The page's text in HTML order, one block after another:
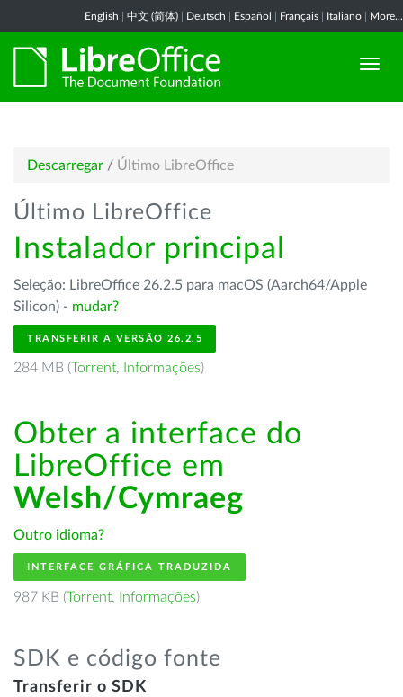
English 中文 (简体) Deutsch Español Français Italiano More...
Descarregar / Último LibreOffice
Último LibreOffice
Instalador principal
Seleção: LibreOffice 26.2.5 para macOS (Aarch64/Apple
Silicon) - mudar?
TRANSFERIR A VERSÃO 26.2.5
284 MB (Torrent, Informações)
Obter a interface do
LibreOffice em
Welsh/Cymraeg
Outro idioma?
INTERFACE GRÁFICA TRADUZIDA
987 KB (Torrent, Informações)
SDK e código fonte
Transferir o SDK